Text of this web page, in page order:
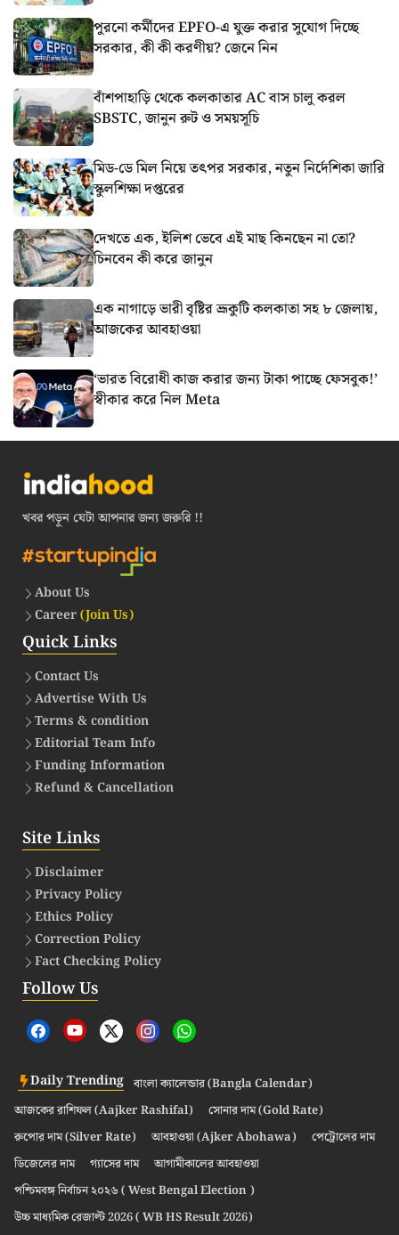
পুরনো কর্মীদের EPFO-এ যুক্ত করার সুযোগ দিচ্ছে
সরকার, কী কী করণীয়? জেনে নিন
বাঁশপাহাড়ি থেকে কলকাতার AC বাস চালু করল
SBSTC, জানুন রুট ও সময়সূচি
মিড-ডে মিল নিয়ে তৎপর সরকার, নতুন নির্দেশিকা জারি
স্কুলশিক্ষা দপ্তরের
দেখতে এক, ইলিশ ভেবে এই মাছ কিনছেন না তো?
চিনবেন কী করে জানুন
এক নাগাড়ে ভারী বৃষ্টির ভ্রূকুটি কলকাতা সহ ৮ জেলায়,
আজকের আবহাওয়া
‘ভারত বিরোধী কাজ করার জন্য টাকা পাচ্ছে ফেসবুক!’
স্বীকার করে নিল Meta
খবর পড়ুন যেটা আপনার জন্য জরুরি !!
About Us
Career(Join Us)
Quick Links
Contact Us
Advertise With Us
Terms & condition
Editorial Team Info
Funding Information
Refund & Cancellation
Site Links
Disclaimer
Privacy Policy
Ethics Policy
Correction Policy
Fact Checking Policy
Follow Us
Daily Trending বাংলা ক্যালেন্ডার (Bangla Calendar)
আজকের রাশিফল (Aajker Rashifal)
সোনার দাম (Gold Rate)
রুপোর দাম (Silver Rate)
আবহাওয়া (Ajker Abohawa)
পেট্রোলের দাম
ডিজেলের দাম
গ্যাসের দাম
আগামীকালের আবহাওয়া
পশ্চিমবঙ্গ নির্বাচন ২০২৬ ( West Bengal Election )
উচ্চ মাধ্যমিক রেজাল্ট 2026 ( WB HS Result 2026)